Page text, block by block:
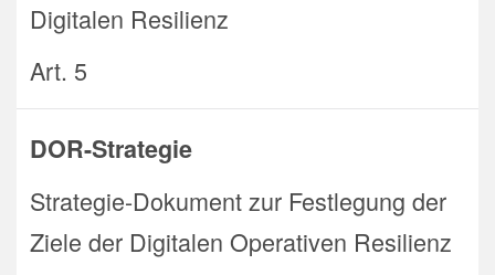
Digitalen Resilienz
Art. 5
DOR-Strategie
Strategie-Dokument zur Festlegung der
Ziele der Digitalen Operativen Resilienz